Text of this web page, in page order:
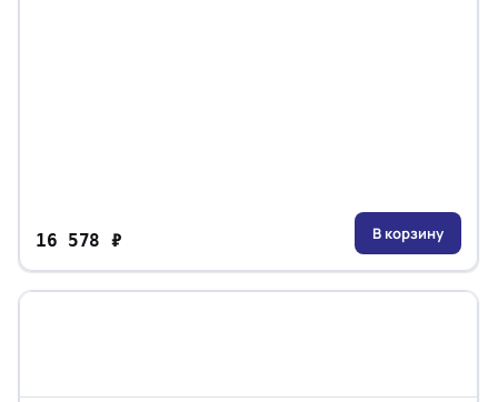
16 578 ₽ В корзину